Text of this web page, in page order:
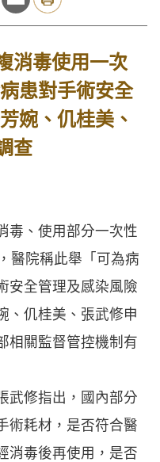
消毒使用一次
患對手術安全
婉、仉桂美、
查
毒、使用部分一次性
醫院稱此舉「可為病
安全管理及感染風險
、仉桂美、張武修申
相關監督管控機制有
武修指出，國內部分
術耗材，是否符合醫
消毒後再使用，是否